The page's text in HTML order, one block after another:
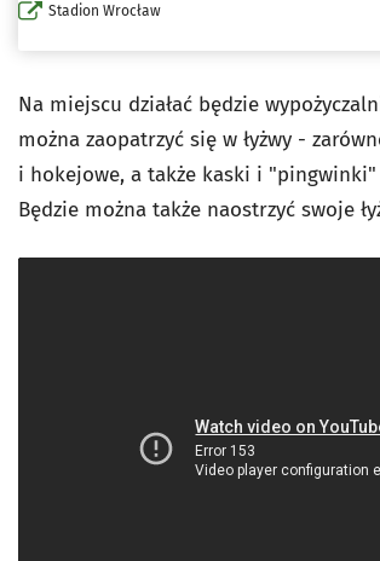
Stadion Wrocław
Na miejscu działać będzie
można zaopatrzyć się w łyżwy -
i hokejowe, a także kaski i
Będzie można także naostrzyć swoje